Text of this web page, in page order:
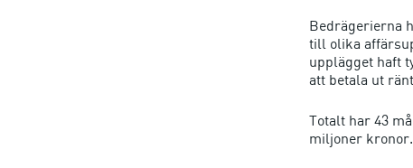
Bedrägerierna
till olika
upplägget haft
att betala ut
Totalt har 43
miljoner